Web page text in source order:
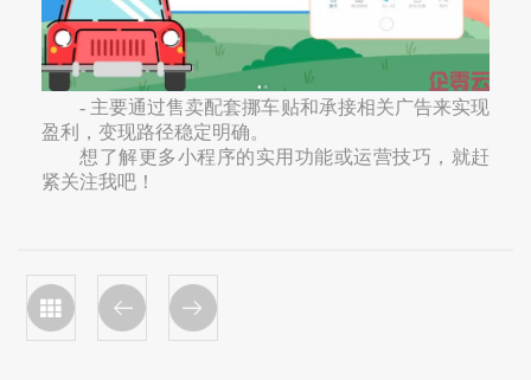
- 主要通过售卖配套挪车贴和承接相关广告来实现
盈利，变现路径稳定明确。
想了解更多小程序的实用功能或运营技巧，就赶
紧关注我吧！